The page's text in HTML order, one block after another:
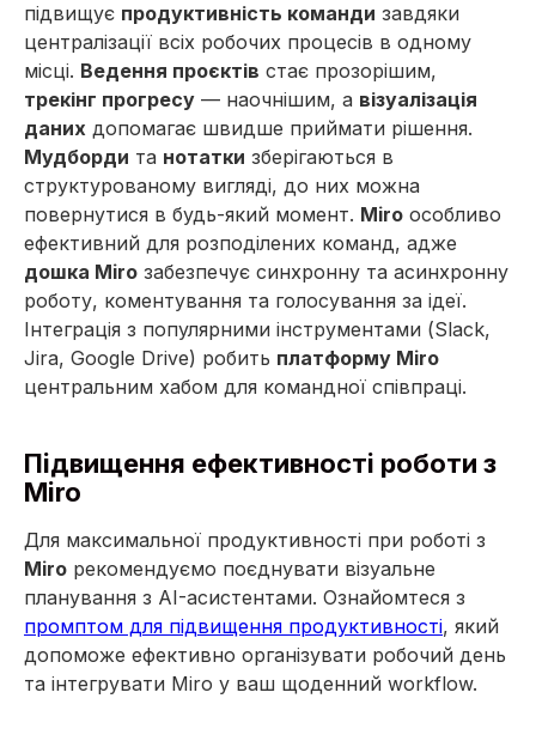
підвищує продуктивність команди завдяки
централізації всіх робочих процесів в одному
місці. Ведення проєктів стає прозорішим,
трекінг прогресу — наочнішим, а візуалізація
даних допомагає швидше приймати рішення.
Мудборди та нотатки зберігаються в
структурованому вигляді, до них можна
повернутися в будь-який момент. Miro особливо
ефективний для розподілених команд, адже
дошка Miro забезпечує синхронну та асинхронну
роботу, коментування та голосування за ідеї.
Інтеграція з популярними інструментами (Slack,
Jira, Google Drive) робить платформу Miro
центральним хабом для командної співпраці.
Підвищення ефективності роботи з
Miro
Для максимальної продуктивності при роботі з
Miro рекомендуємо поєднувати візуальне
планування з AI-асистентами. Ознайомтеся з
промптом для підвищення продуктивності, який
допоможе ефективно організувати робочий день
та інтегрувати Miro у ваш щоденний workflow.